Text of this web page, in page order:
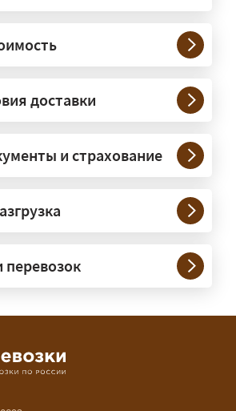
от 100 кг до 20 тонн.
едут догрузом,
отдельной машиной.
30–90 т организуем
партнёров.
перевозках по всей
100 км). Груз едет от
на одной машине,
и Крым берём грузы от
доставки
и страхование
перевозок